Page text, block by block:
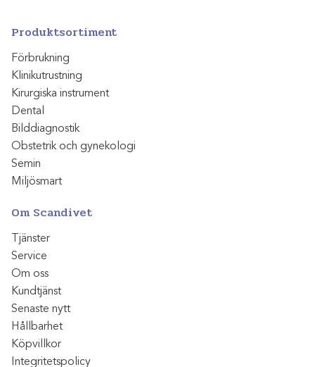
Produktsortiment
Förbrukning
Klinikutrustning
Kirurgiska instrument
Dental
Bilddiagnostik
Obstetrik och gynekologi
Semin
Miljösmart
Om Scandivet
Tjänster
Service
Om oss
Kundtjänst
Senaste nytt
Hållbarhet
Köpvillkor
Integritetspolicy